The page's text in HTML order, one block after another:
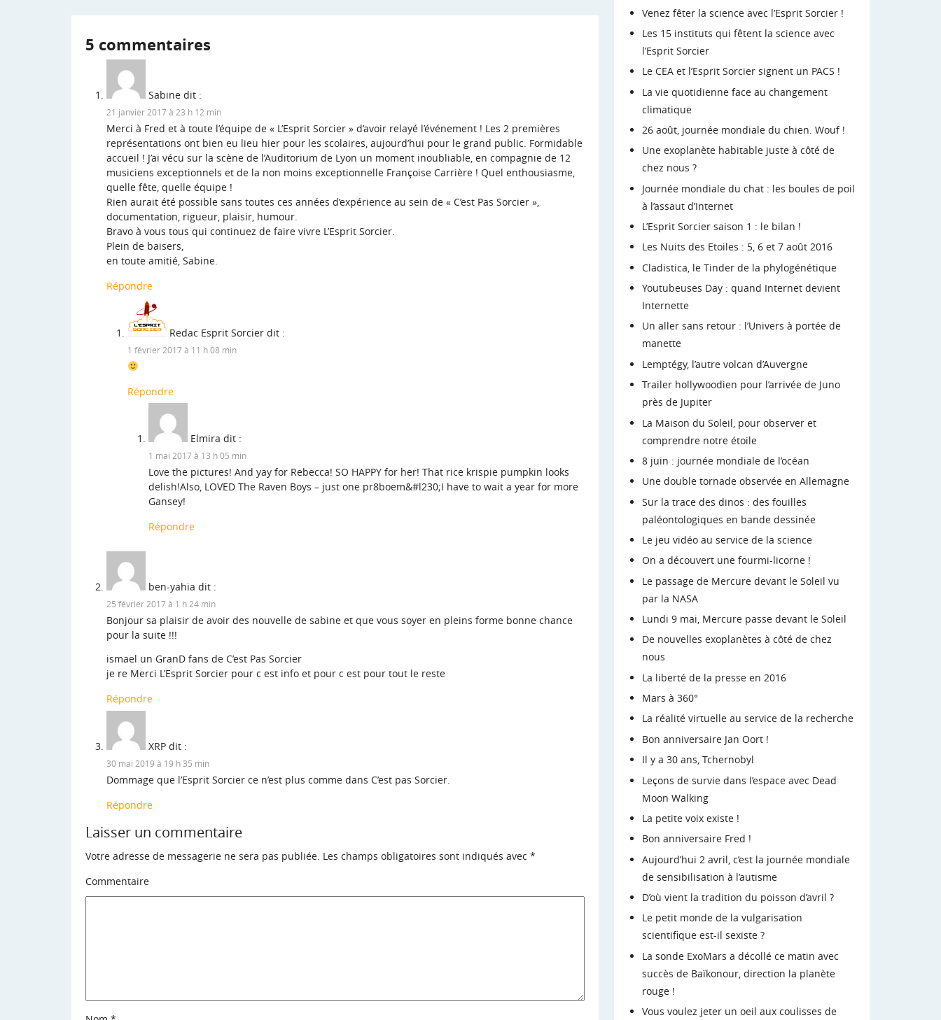
5 commentaires
Sabine dit :
21 janvier 2017 à 23 h 12 min
Merci à Fred et à toute l’équipe de « L’Esprit Sorcier » d’avoir relayé l’événement ! Les 2 premières
représentations ont bien eu lieu hier pour les scolaires, aujourd’hui pour le grand public. Formidable
accueil ! J’ai vécu sur la scène de l’Auditorium de Lyon un moment inoubliable, en compagnie de 12
musiciens exceptionnels et de la non moins exceptionnelle Françoise Carrière ! Quel enthousiasme,
quelle fête, quelle équipe !
Rien aurait été possible sans toutes ces années d’expérience au sein de « C’est Pas Sorcier »,
documentation, rigueur, plaisir, humour.
Bravo à vous tous qui continuez de faire vivre L’Esprit Sorcier.
Plein de baisers,
en toute amitié, Sabine.
Répondre
Redac Esprit Sorcier dit :
1 février 2017 à 11 h 08 min
Répondre
Elmira dit :
1 mai 2017 à 13 h 05 min
Love the pictures! And yay for Rebecca! SO HAPPY for her! That rice krispie pumpkin looks
delish!Also, LOVED The Raven Boys – just one pr8boem&#l230;I have to wait a year for more
Gansey!
Répondre
ben-yahia dit :
25 février 2017 à 1 h 24 min
Bonjour sa plaisir de avoir des nouvelle de sabine et que vous soyer en pleins forme bonne chance
pour la suite !!!
ismael un GranD fans de C’est Pas Sorcier
je re Merci L’Esprit Sorcier pour c est info et pour c est pour tout le reste
Répondre
XRP dit :
30 mai 2019 à 19 h 35 min
Dommage que l’Esprit Sorcier ce n’est plus comme dans C’est pas Sorcier.
Répondre
Laisser un commentaire
Votre adresse de messagerie ne sera pas publiée. Les champs obligatoires sont indiqués avec *
Commentaire
Venez fêter la science avec l’Esprit Sorcier !
Les 15 instituts qui fêtent la science avec
l’Esprit Sorcier
Le CEA et l’Esprit Sorcier signent un PACS !
La vie quotidienne face au changement
climatique
26 août, journée mondiale du chien. Wouf !
Une exoplanète habitable juste à côté de
chez nous ?
Journée mondiale du chat : les boules de poil
à l’assaut d’Internet
L’Esprit Sorcier saison 1 : le bilan !
Les Nuits des Etoiles : 5, 6 et 7 août 2016
Cladistica, le Tinder de la phylogénétique
Youtubeuses Day : quand Internet devient
Internette
Un aller sans retour : l’Univers à portée de
manette
Lemptégy, l’autre volcan d’Auvergne
Trailer hollywoodien pour l’arrivée de Juno
près de Jupiter
La Maison du Soleil, pour observer et
comprendre notre étoile
8 juin : journée mondiale de l’océan
Une double tornade observée en Allemagne
Sur la trace des dinos : des fouilles
paléontologiques en bande dessinée
Le jeu vidéo au service de la science
On a découvert une fourmi-licorne !
Le passage de Mercure devant le Soleil vu
par la NASA
Lundi 9 mai, Mercure passe devant le Soleil
De nouvelles exoplanètes à côté de chez
nous
La liberté de la presse en 2016
Mars à 360°
La réalité virtuelle au service de la recherche
Bon anniversaire Jan Oort !
Il y a 30 ans, Tchernobyl
Leçons de survie dans l’espace avec Dead
Moon Walking
La petite voix existe !
Bon anniversaire Fred !
Aujourd’hui 2 avril, c’est la journée mondiale
de sensibilisation à l’autisme
D’où vient la tradition du poisson d’avril ?
Le petit monde de la vulgarisation
scientifique est-il sexiste ?
La sonde ExoMars a décollé ce matin avec
succès de Baïkonour, direction la planète
rouge !
Vous voulez jeter un oeil aux coulisses de